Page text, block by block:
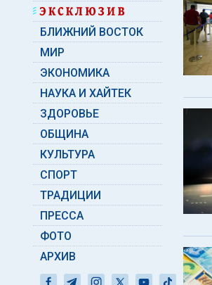
БЛИЖНИЙ ВОСТОК
МИР
ЭКОНОМИКА
НАУКА И ХАЙТЕК
ЗДОРОВЬЕ
ОБЩИНА
КУЛЬТУРА
СПОРТ
ТРАДИЦИИ
ПРЕССА
ФОТО
АРХИВ